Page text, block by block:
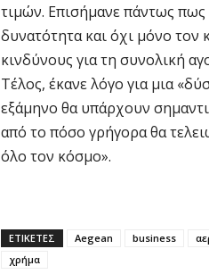
τιμών. Επισήμανε πάντως πως
δυνατότητα και όχι μόνο
κινδύνους για τη συνολική
Τέλος, έκανε λόγο για μια
εξάμηνο θα υπάρχουν
από το πόσο γρήγορα θα
όλο τον κόσμο».
ΕΤΙΚΕΤΕΣ Aegean business
χρήμα